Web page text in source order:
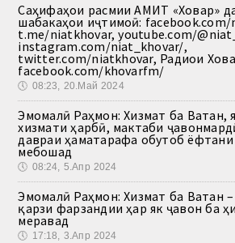
Саҳифаҳои расмии АМИТ «Ховар»
шабакаҳои иҷтимоӣ: facebook.com/
t.me/niatkhovar, youtube.com/
instagram.com/niat_khovar/,
twitter.com/niatkhovar, Радиои
facebook.com/khovarfm/
🕔 08:23, 20.Май 2024
Эмомалӣ Раҳмон: Хизмат ба Ватан,
хизмати ҳарбӣ, мактаби
давраи ҳаматарафа обутоб
мебошад
🕔 08:24, 5.Апр 2024
Эмомалӣ Раҳмон: Хизмат ба Ватан
қарзи фарзандии ҳар як ҷавон ба
меравад
🕔 17:18, 3.Апр 2024